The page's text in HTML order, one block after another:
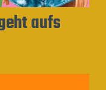
aufs